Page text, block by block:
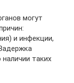
могут
и инфекции,
таких